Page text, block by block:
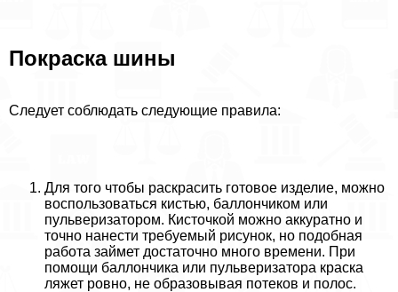
Покраска шины
Следует соблюдать следующие правила:
Для того чтобы раскрасить готовое изделие, можно
воспользоваться кистью, баллончиком или
пульверизатором. Кисточкой можно аккуратно и
точно нанести требуемый рисунок, но подобная
работа займет достаточно много времени. При
помощи баллончика или пульверизатора краска
ляжет ровно, не образовывая потеков и полос.